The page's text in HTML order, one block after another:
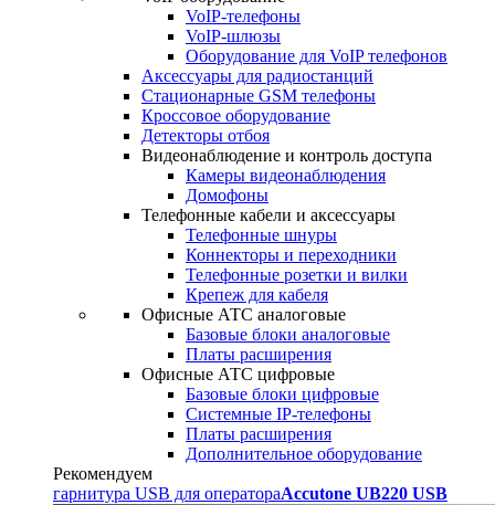
VoIP-телефоны
VoIP-шлюзы
Оборудование для VoIP телефонов
Аксессуары для радиостанций
Стационарные GSM телефоны
Кроссовое оборудование
Детекторы отбоя
Видеонаблюдение и контроль доступа
Камеры видеонаблюдения
Домофоны
Телефонные кабели и аксессуары
Телефонные шнуры
Коннекторы и переходники
Телефонные розетки и вилки
Крепеж для кабеля
Офисные АТС аналоговые
Базовые блоки аналоговые
Платы расширения
Офисные АТС цифровые
Базовые блоки цифровые
Системные IP-телефоны
Платы расширения
Дополнительное оборудование
Рекомендуем
гарнитура USB для оператораAccutone UB220 USB